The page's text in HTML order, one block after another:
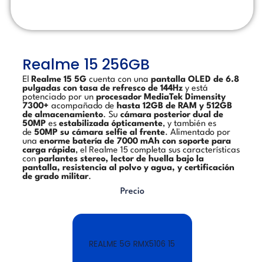
Realme 15 256GB
El Realme 15 5G cuenta con una pantalla OLED de 6.8
pulgadas con tasa de refresco de 144Hz y está
potenciado por un procesador MediaTek Dimensity
7300+ acompañado de hasta 12GB de RAM y 512GB
de almacenamiento . Su cámara posterior dual de
50MP es estabilizada ópticamente , y también es
de 50MP su cámara selfie al frente . Alimentado por
una enorme batería de 7000 mAh con soporte para
carga rápida , el Realme 15 completa sus características
conparlantes stereo, lector de huella bajo la
pantalla, resistencia al polvo y agua, y certificación
de grado militar.
Precio
REALME 5G RMX5106 15